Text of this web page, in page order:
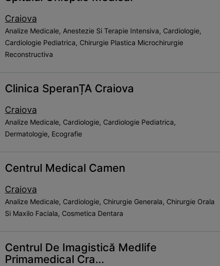
Craiova
Analize Medicale, Anestezie Si Terapie Intensiva, Cardiologie,
Cardiologie Pediatrica, Chirurgie Plastica Microchirurgie
Reconstructiva
Clinica SperanȚA Craiova
Craiova
Analize Medicale, Cardiologie, Cardiologie Pediatrica,
Dermatologie, Ecografie
Centrul Medical Camen
Craiova
Analize Medicale, Cardiologie, Chirurgie Generala, Chirurgie Orala
Si Maxilo Faciala, Cosmetica Dentara
Centrul De Imagistică Medlife
Primamedical Cra...